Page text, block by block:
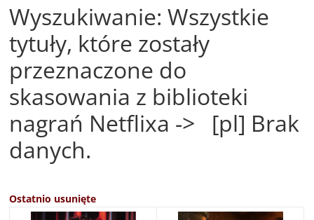
Wyszukiwanie: Wszystkie
tytuły, które zostały
przeznaczone do
skasowania z biblioteki
nagrań Netflixa -> [pl] Brak
danych.
Ostatnio usunięte